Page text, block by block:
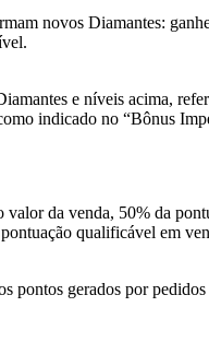
novos Diamantes:
e níveis acima,
indicado no “Bônus
da venda, 50% da
qualificável em
pontos gerados por